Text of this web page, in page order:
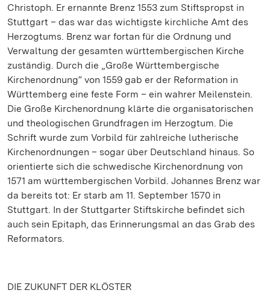
Christoph. Er ernannte Brenz 1553 zum Stiftspropst in
Stuttgart – das war das wichtigste kirchliche Amt des
Herzogtums. Brenz war fortan für die Ordnung und
Verwaltung der gesamten württembergischen Kirche
zuständig. Durch die „Große Württembergische
Kirchenordnung“ von 1559 gab er der Reformation in
Württemberg eine feste Form – ein wahrer Meilenstein.
Die Große Kirchenordnung klärte die organisatorischen
und theologischen Grundfragen im Herzogtum. Die
Schrift wurde zum Vorbild für zahlreiche lutherische
Kirchenordnungen – sogar über Deutschland hinaus. So
orientierte sich die schwedische Kirchenordnung von
1571 am württembergischen Vorbild. Johannes Brenz war
da bereits tot: Er starb am 11. September 1570 in
Stuttgart. In der Stuttgarter Stiftskirche befindet sich
auch sein Epitaph, das Erinnerungsmal an das Grab des
Reformators.
DIE ZUKUNFT DER KLÖSTER